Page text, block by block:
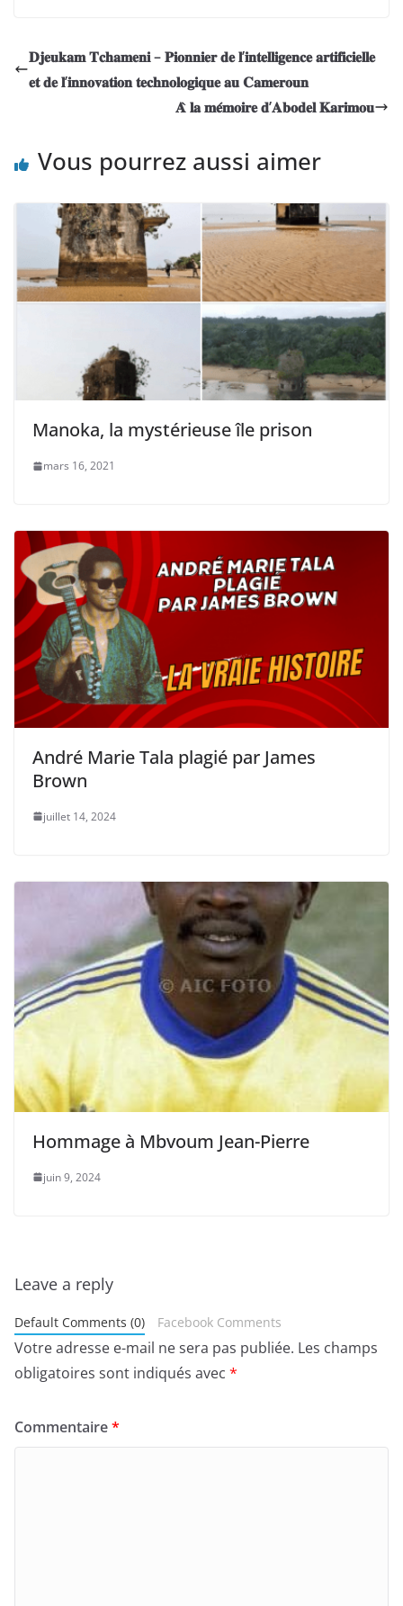
𝐃𝐣𝐞𝐮𝐤𝐚𝐦 𝐓𝐜𝐡𝐚𝐦𝐞𝐧𝐢 – 𝐏𝐢𝐨𝐧𝐧𝐢𝐞𝐫 𝐝𝐞 𝐥’𝐢𝐧𝐭𝐞𝐥𝐥𝐢𝐠𝐞𝐧𝐜𝐞 𝐚𝐫𝐭𝐢𝐟𝐢𝐜𝐢𝐞𝐥𝐥𝐞
𝐞𝐭 𝐝𝐞 𝐥’𝐢𝐧𝐧𝐨𝐯𝐚𝐭𝐢𝐨𝐧 𝐭𝐞𝐜𝐡𝐧𝐨𝐥𝐨𝐠𝐢𝐪𝐮𝐞 𝐚𝐮 𝐂𝐚𝐦𝐞𝐫𝐨𝐮𝐧
𝐀̀ 𝐥𝐚 𝐦𝐞́𝐦𝐨𝐢𝐫𝐞 𝐝’𝐀𝐛𝐨𝐝𝐞𝐥 𝐊𝐚𝐫𝐢𝐦𝐨𝐮
Vous pourrez aussi aimer
Manoka, la mystérieuse île prison
mars 16, 2021
André Marie Tala plagié par James
Brown
juillet 14, 2024
Hommage à Mbvoum Jean-Pierre
juin 9, 2024
Leave a reply
Default Comments (0) Facebook Comments
Votre adresse e-mail ne sera pas publiée. Les champs
obligatoires sont indiqués avec *
Commentaire*